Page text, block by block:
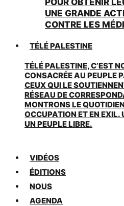
UNE GRANDE
CONTRE LES
TÉLÉ PALESTINE
TÉLÉ PALESTINE, C’EST
CONSACRÉE AU PEUPLE
CEUX QUI LE
RÉSEAU DE
MONTRONS LE
OCCUPATION ET EN EXIL.
UN PEUPLE LIBRE.
VIDÉOS
ÉDITIONS
NOUS
AGENDA